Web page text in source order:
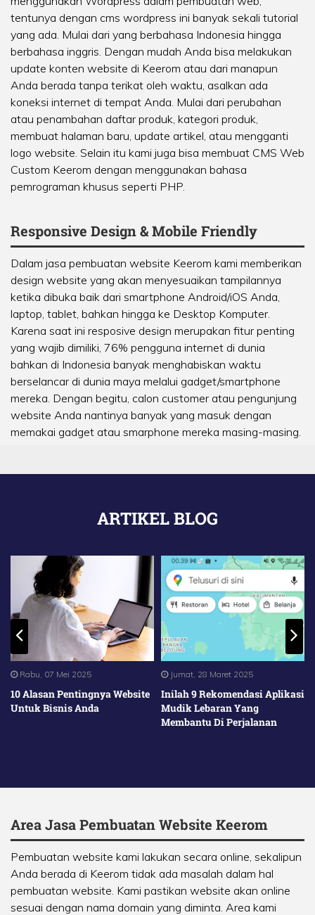
tentunya dengan cms wordpress ini banyak sekali tutorial
yang ada. Mulai dari yang berbahasa Indonesia hingga
berbahasa inggris. Dengan mudah Anda bisa melakukan
update konten website di Keerom atau dari manapun
Anda berada tanpa terikat oleh waktu, asalkan ada
koneksi internet di tempat Anda. Mulai dari perubahan
atau penambahan daftar produk, kategori produk,
membuat halaman baru, update artikel, atau mengganti
logo website. Selain itu kami juga bisa membuat CMS Web
Custom Keerom dengan menggunakan bahasa
pemrograman khusus seperti PHP.
Responsive Design & Mobile Friendly
Dalam jasa pembuatan website Keerom kami memberikan
design website yang akan menyesuaikan tampilannya
ketika dibuka baik dari smartphone Android/iOS Anda,
laptop, tablet, bahkan hingga ke Desktop Komputer.
Karena saat ini resposive design merupakan fitur penting
yang wajib dimiliki, 76% pengguna internet di dunia
bahkan di Indonesia banyak menghabiskan waktu
berselancar di dunia maya melalui gadget/smartphone
mereka. Dengan begitu, calon customer atau pengunjung
website Anda nantinya banyak yang masuk dengan
memakai gadget atau smarphone mereka masing-masing.
ARTIKEL BLOG
Rabu, 07 Mei 2025
10 Alasan Pentingnya Website
Untuk Bisnis Anda
Jumat, 28 Maret 2025
Inilah 9 Rekomendasi Aplikasi
Mudik Lebaran Yang
Membantu Di Perjalanan
Area Jasa Pembuatan Website Keerom
Pembuatan website kami lakukan secara online, sekalipun
Anda berada di Keerom tidak ada masalah dalam hal
pembuatan website. Kami pastikan website akan online
sesuai dengan nama domain yang diminta. Area kami